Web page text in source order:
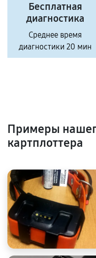
Бесплатная
диагностика
Среднее время
диагностики 20 мин
Примеры
картплоттера